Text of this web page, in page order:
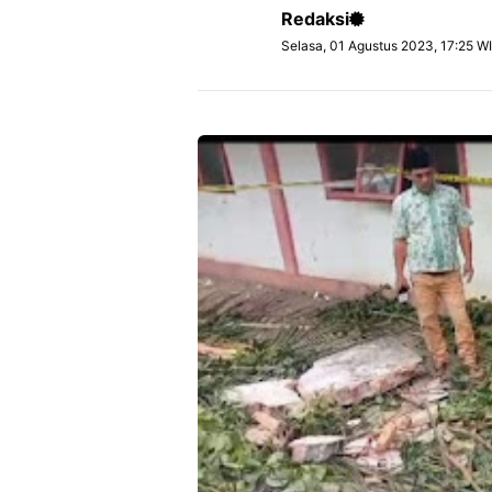
Redaksi
Selasa, 01 Agustus 2023, 17:25